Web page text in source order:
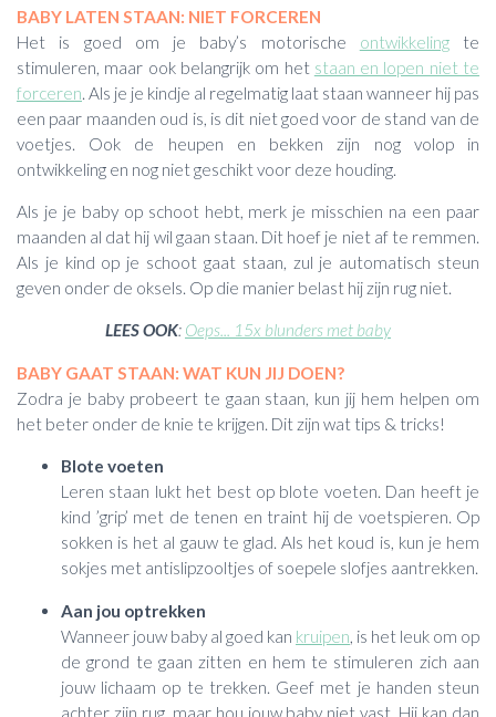
BABY LATEN STAAN: NIET FORCEREN
Het is goed om je baby’s motorische ontwikkelingte
stimuleren, maar ook belangrijk om het staan en lopen niet te
forceren. Als je je kindje al regelmatig laat staan wanneer hij pas
een paar maanden oud is, is dit niet goed voor de stand van de
voetjes. Ook de heupen en bekken zijn nog volop in
ontwikkeling en nog niet geschikt voor deze houding.
Als je je baby op schoot hebt, merk je misschien na een paar
maanden al dat hij wil gaan staan. Dit hoef je niet af te remmen.
Als je kind op je schoot gaat staan, zul je automatisch steun
geven onder de oksels. Op die manier belast hij zijn rug niet.
LEES OOK: Oeps... 15x blunders met baby
BABY GAAT STAAN: WAT KUN JIJ DOEN?
Zodra je baby probeert te gaan staan, kun jij hem helpen om
het beter onder de knie te krijgen. Dit zijn wat tips & tricks!
Blote voeten
Leren staan lukt het best op blote voeten. Dan heeft je
kind ’grip’ met de tenen en traint hij de voetspieren. Op
sokken is het al gauw te glad. Als het koud is, kun je hem
sokjes met antislipzooltjes of soepele slofjes aantrekken.
Aan jou optrekken
Wanneer jouw baby al goed kan kruipen , is het leuk om op
de grond te gaan zitten en hem te stimuleren zich aan
jouw lichaam op te trekken. Geef met je handen steun
achter zijn rug, maar hou jouw baby niet vast. Hij kan dan